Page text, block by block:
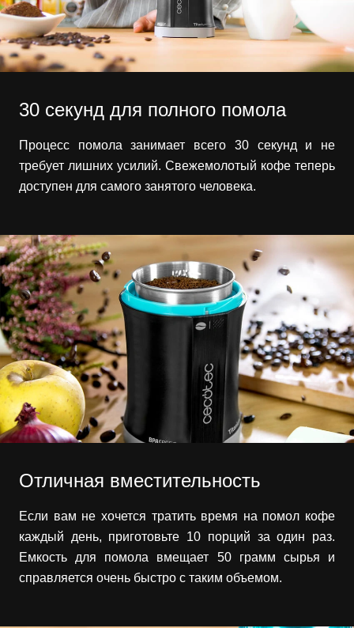
30 секунд для полного помола
Процесс помола занимает всего 30 секунд и не
требует лишних усилий. Свежемолотый кофе теперь
доступен для самого занятого человека.
Отличная вместительность
Если вам не хочется тратить время на помол кофе
каждый день, приготовьте 10 порций за один раз.
Емкость для помола вмещает 50 грамм сырья и
справляется очень быстро с таким объемом.